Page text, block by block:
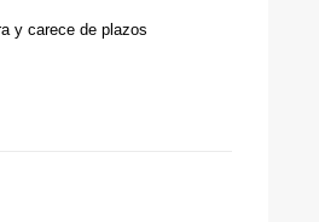
y carece de plazos